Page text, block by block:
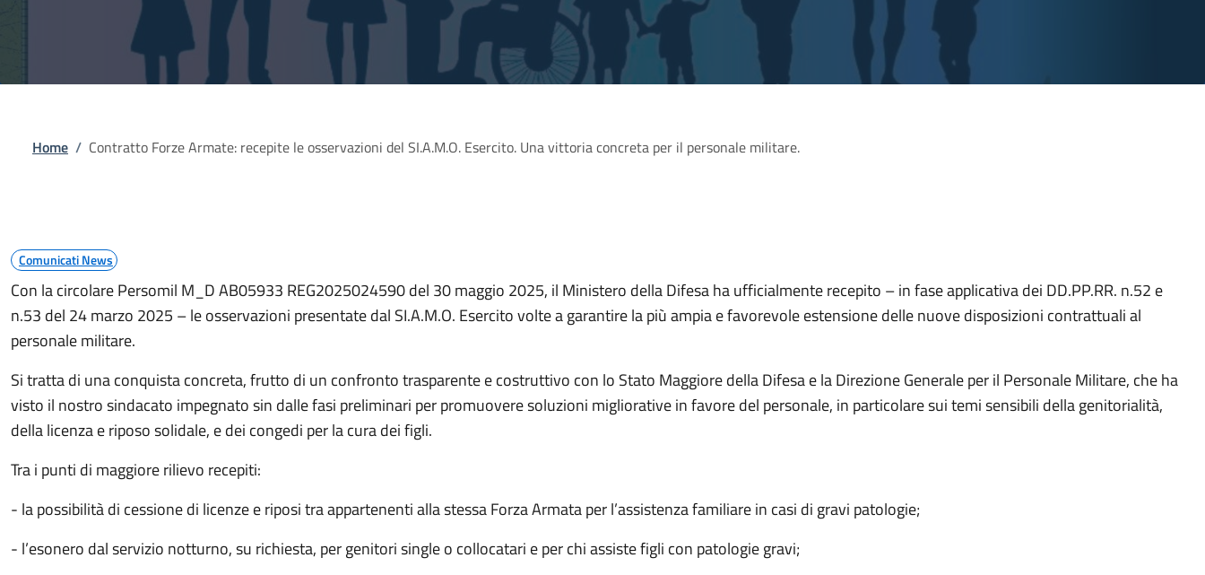
Briciole di pane
Home / Contratto Forze Armate: recepite le osservazioni del SI.A.M.O. Esercito. Una vittoria concreta per il personale militare.
Comunicati News
Con la circolare Persomil M_D AB05933 REG2025024590 del 30 maggio 2025, il Ministero della Difesa ha ufficialmente recepito – in fase applicativa dei DD.PP.RR. n.52 e
n.53 del 24 marzo 2025 – le osservazioni presentate dal SI.A.M.O. Esercito volte a garantire la più ampia e favorevole estensione delle nuove disposizioni contrattuali al
personale militare.
Si tratta di una conquista concreta, frutto di un confronto trasparente e costruttivo con lo Stato Maggiore della Difesa e la Direzione Generale per il Personale Militare, che ha
visto il nostro sindacato impegnato sin dalle fasi preliminari per promuovere soluzioni migliorative in favore del personale, in particolare sui temi sensibili della genitorialità,
della licenza e riposo solidale, e dei congedi per la cura dei figli.
Tra i punti di maggiore rilievo recepiti:
- la possibilità di cessione di licenze e riposi tra appartenenti alla stessa Forza Armata per l’assistenza familiare in casi di gravi patologie;
- l’esonero dal servizio notturno, su richiesta, per genitori single o collocatari e per chi assiste figli con patologie gravi;